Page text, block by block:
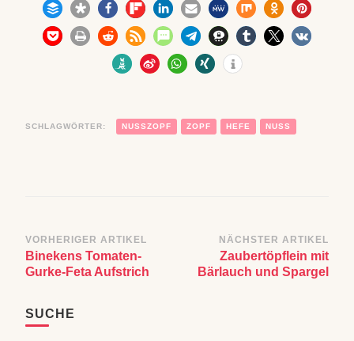
SCHLAGWÖRTER: NUSSZOPF ZOPF HEFE NUSS
Beitragsnavigation
VORHERIGER ARTIKEL
Binekens Tomaten-
Gurke-Feta Aufstrich
NÄCHSTER ARTIKEL
Zaubertöpflein mit
Bärlauch und Spargel
SUCHE